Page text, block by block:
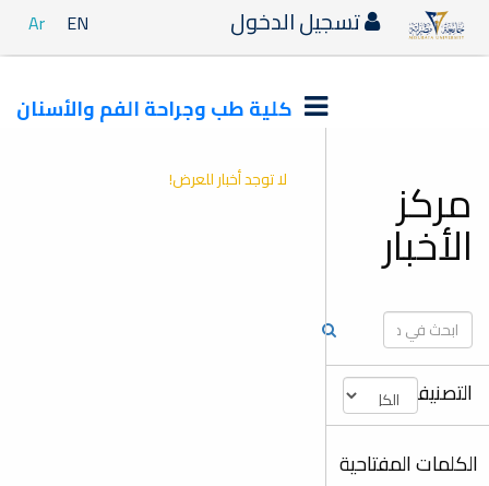
Ar EN تسجيل الدخول
كلية طب وجراحة الفم والأسنان
مركز
الأخبار
التصنيفات
الكلمات المفتاحية
لا توجد أخبار للعرض!